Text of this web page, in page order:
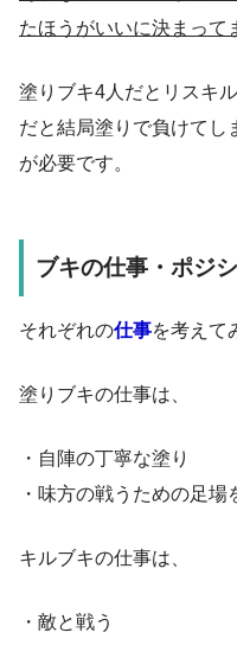
たほうがいいに決まって
塗りブキ4人だとリスキ
だと結局塗りで負けてし
が必要です。
ブキの仕事・ポジ
それぞれの仕事を考えて
塗りブキの仕事は、
・自陣の丁寧な塗り
・味方の戦うための足場
キルブキの仕事は、
・敵と戦う